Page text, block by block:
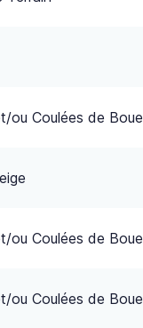
ou Coulées de Boue
ou Coulées de Boue
ou Coulées de Boue